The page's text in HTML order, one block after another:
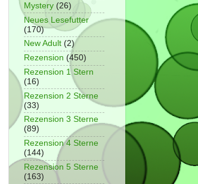
Mystery (26)
Neues Lesefutter
(170)
New Adult (2)
Rezension (450)
Rezension 1 Stern
(16)
Rezension 2 Sterne
(33)
Rezension 3 Sterne
(89)
Rezension 4 Sterne
(144)
Rezension 5 Sterne
(163)